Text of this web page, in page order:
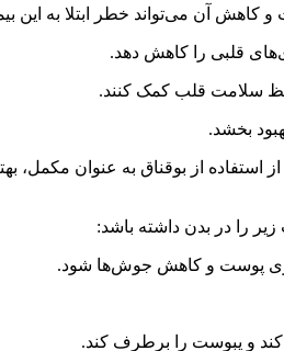
آن می‌تواند خطر ابتلا به این
قلبی را کاهش دهد.
حفظ سلامت قلب کمک کنند.
بخشد.
از استفاده از بوقناق به عنوان
را در بدن داشته باشد: